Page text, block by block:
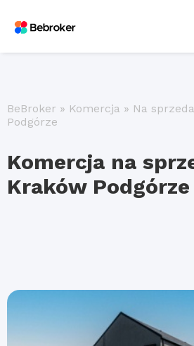
BeBroker » Komercja » Na
Podgórze
Komercja na
Kraków Podgórze